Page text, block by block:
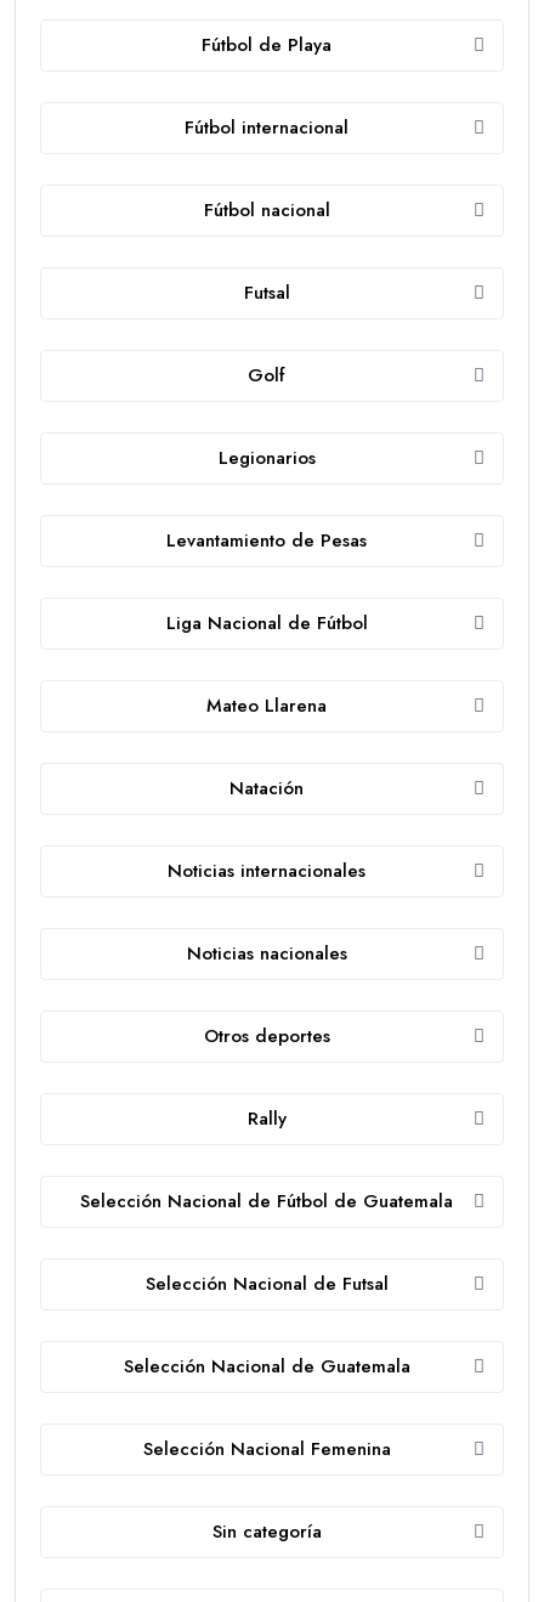
Fútbol de Playa
Fútbol internacional
Fútbol nacional
Futsal
Golf
Legionarios
Levantamiento de Pesas
Liga Nacional de Fútbol
Mateo Llarena
Natación
Noticias internacionales
Noticias nacionales
Otros deportes
Rally
Selección Nacional de Fútbol de Guatemala
Selección Nacional de Futsal
Selección Nacional de Guatemala
Selección Nacional Femenina
Sin categoría